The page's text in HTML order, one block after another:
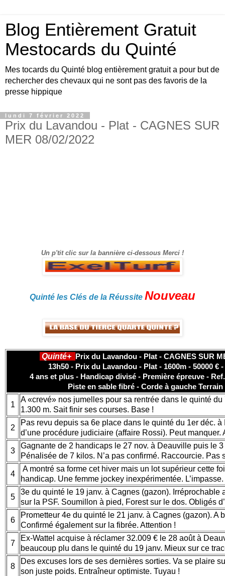
Blog Entièrement Gratuit
Mestocards du Quinté
Mes tocards du Quinté blog entièrement gratuit a pour but de
rechercher des chevaux qui ne sont pas des favoris de la
presse hippique
lundi 7 février 2022
Prix du Lavandou - Plat - CAGNES SUR
MER 08/02/2022
Un p'tit clic sur la bannière ci-dessous Merci !
Quinté les Clés de la Réussite Nouveau
Quinté+ Prix du Lavandou - Plat - CAGNES SUR
13h50 - Prix du Lavandou - Plat - 1600m - 50000 €
4 ans et plus - Handicap divisé - Première épreuve -
Piste en sable fibré - Corde à gauche
1
A «crevé» nos jumelles pour sa rentrée dans le quinté
1.300 m. Sait finir ses courses. Base !
2
Pas revu depuis sa 6e place dans le quinté du 1er déc.
d’une procédure judiciaire (affaire Rossi). Peut manquer.
3
Gagnante de 2 handicaps le 27 nov. à Deauville puis le
Pénalisée de 7 kilos. N’a pas confirmé. Raccourcie. Pas
4
A montré sa forme cet hiver mais un lot supérieur cette
handicap. Une femme jockey inexpérimentée. L’impasse.
5
3e du quinté le 19 janv. à Cagnes (gazon). Irréprochable
sur la PSF. Soumillon à pied, Forest sur le dos. Obligés
6
Prometteur 4e du quinté le 21 janv. à Cagnes (gazon). A
Confirmé également sur la fibrée. Attention !
7
Ex-Wattel acquise à réclamer 32.009 € le 28 août à
beaucoup plu dans le quinté du 19 janv. Mieux sur ce
8
Des excuses lors de ses dernières sorties. Va se plaire
son juste poids. Entraîneur optimiste. Tuyau !